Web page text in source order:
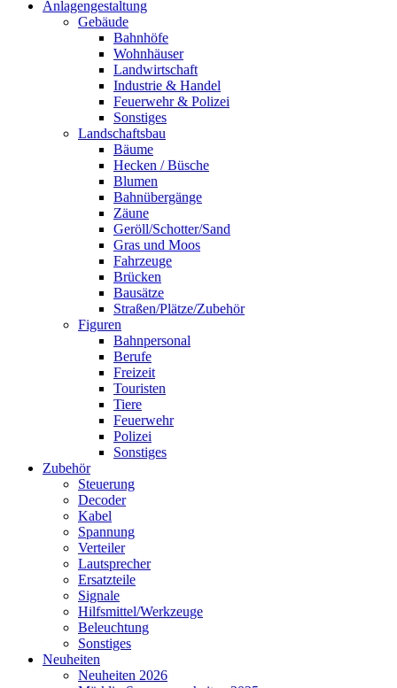
Anlagengestaltung
Gebäude
Bahnhöfe
Wohnhäuser
Landwirtschaft
Industrie & Handel
Feuerwehr & Polizei
Sonstiges
Landschaftsbau
Bäume
Hecken / Büsche
Blumen
Bahnübergänge
Zäune
Geröll/Schotter/Sand
Gras und Moos
Fahrzeuge
Brücken
Bausätze
Straßen/Plätze/Zubehör
Figuren
Bahnpersonal
Berufe
Freizeit
Touristen
Tiere
Feuerwehr
Polizei
Sonstiges
Zubehör
Steuerung
Decoder
Kabel
Spannung
Verteiler
Lautsprecher
Ersatzteile
Signale
Hilfsmittel/Werkzeuge
Beleuchtung
Sonstiges
Neuheiten
Neuheiten 2026